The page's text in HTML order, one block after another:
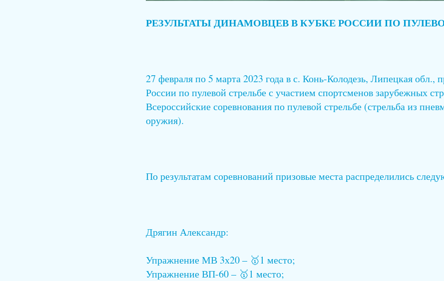
РЕЗУЛЬТАТЫ ДИНАМОВЦЕВ В КУБКЕ РОССИИ ПО
27 февраля по 5 марта 2023 года в с. Конь-Колодезь, Липецкая обл.,
России по пулевой стрельбе с участием спортсменов зарубежных
Всероссийские соревнования по пулевой стрельбе (стрельба из
оружия).
По результатам соревнований призовые места распределились
Дрягин Александр:
Упражнение МВ 3х20 – 🥇1 место;
Упражнение ВП-60 – 🥇1 место;